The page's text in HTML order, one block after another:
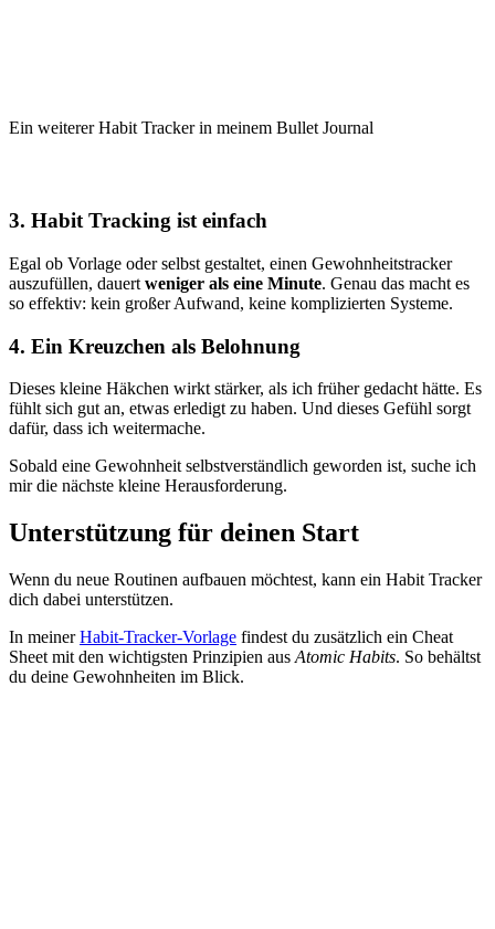
Ein weiterer Habit Tracker in meinem Bullet Journal
3. Habit Tracking ist einfach
Egal ob Vorlage oder selbst gestaltet, einen Gewohnheitstracker
auszufüllen, dauert weniger als eine Minute. Genau das macht es
so effektiv: kein großer Aufwand, keine komplizierten Systeme.
4. Ein Kreuzchen als Belohnung
Dieses kleine Häkchen wirkt stärker, als ich früher gedacht hätte. Es
fühlt sich gut an, etwas erledigt zu haben. Und dieses Gefühl sorgt
dafür, dass ich weitermache.
Sobald eine Gewohnheit selbstverständlich geworden ist, suche ich
mir die nächste kleine Herausforderung.
Unterstützung für deinen Start
Wenn du neue Routinen aufbauen möchtest, kann ein Habit Tracker
dich dabei unterstützen.
In meinerHabit-Tracker-Vorlage findest du zusätzlich ein Cheat
Sheet mit den wichtigsten Prinzipien aus Atomic Habits. So behältst
du deine Gewohnheiten im Blick.